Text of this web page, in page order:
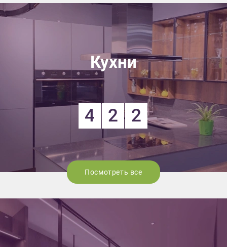
Кухни
4 2 2
Посмотреть все